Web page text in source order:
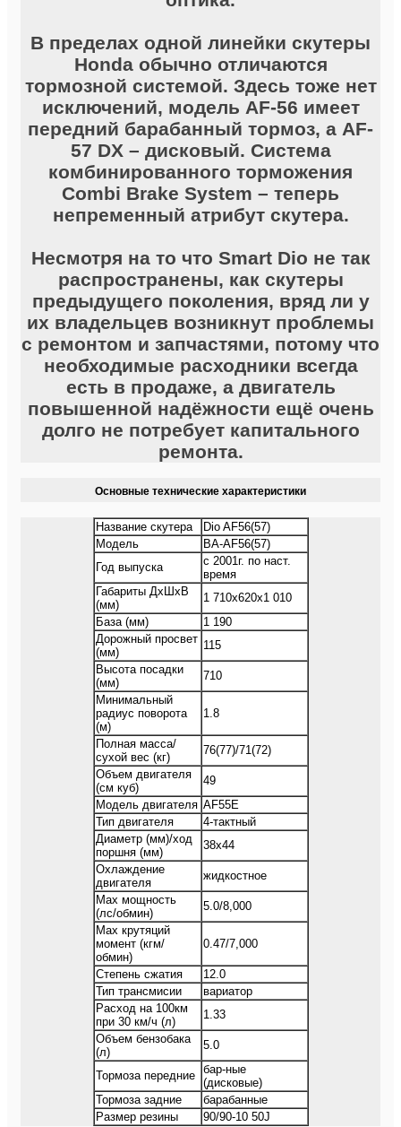
В пределах одной линейки скутеры
Honda обычно отличаются
тормозной системой. Здесь тоже нет
исключений, модель AF-56 имеет
передний барабанный тормоз, а AF-
57 DX – дисковый. Система
комбинированного торможения
Combi Brake System – теперь
непременный атрибут скутера.
Несмотря на то что Smart Dio не так
распространены, как скутеры
предыдущего поколения, вряд ли у
их владельцев возникнут проблемы
с ремонтом и запчастями, потому что
необходимые расходники всегда
есть в продаже, а двигатель
повышенной надёжности ещё очень
долго не потребует капитального
ремонта.
Основные технические характеристики
Название скутера
Dio AF56(57)
Модель
BA-AF56(57)
Год выпуска
с 2001г. по наст.
время
Габариты ДхШхВ
(мм)
1 710х620х1 010
База (мм)
1 190
Дорожный просвет
(мм)
115
Высота посадки
(мм)
710
Минимальный
радиус поворота
(м)
1.8
Полная масса/
сухой вес (кг)
76(77)/71(72)
Объем двигателя
(см куб)
49
Модель двигателя AF55E
Тип двигателя
4-тактный
Диаметр (мм)/ход
поршня (мм)
38x44
Охлаждение
двигателя
жидкостное
Max мощность
(лс/обмин)
5.0/8,000
Max крутяций
момент (кгм/
обмин)
0.47/7,000
Степень сжатия
12.0
Тип трансмисии
вариатор
Расход на 100км
при 30 км/ч (л)
1.33
Объем бензобака
(л)
5.0
Тормоза передние
бар-ные
(дисковые)
Тормоза задние
барабанные
Размер резины
90/90-10 50J